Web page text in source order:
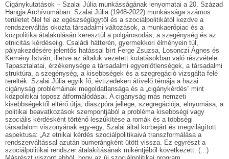
Cigánykutatások – Szalai Júlia munkásságának lenyomatai a 20. Század
Hangja Archívumában: Szalai Júlia (1948-2022) munkássága számos
területet ölel fel az egészségügytől és a szociálpolitikától kezdve a
rendszerváltás okozta társadalmi változások, a munkaerőpiac és a
közpolitika átalakulásán keresztül a polgárosodás, a szegénység és az
etnicitás kérdéseiig. Családi hátterén, gyermekkori élményein túl,
pályakezdésére jelentős hatással bírt Ferge Zsuzsa, Losonczi Ágnes és
Kemény István, illetve az általuk vezetett kutatásokban való részvétele.
Tapasztalatai, érzékenysége a társadalmi egyenlőtlenségek, a társadalmi
struktúra, a szegénység, a kisebbségek és a szegregáció vizsgálta felé
terelték. Szalai Júlia egyik fő, évtizedeken átívelő témája a hazai
cigányság problémáinak megoldatlansága és a „cigánykérdés” mint
közpolitikai toposz átformálódásai. A cigányság más nemzeti
kisebbségektől eltérő útja, diaszpóra jellege, szegregációja, elnyomása, a
politikai beavatkozások szempontjából a probléma kisebbségi vagy
szociális kérdésként történő leszűkítése a romák és a többségi
társadalom viszonyának egy-egy, Szalai által körbejárt és megvilágított
aspektusa: „Az etnikai kérdés szociálpolitikaivá transzformálása a
rendszerváltással azután bumerángként ütött vissza. Ez egyrészt a
szociálpolitikai rendszer átalakításának mikéntjéből következett. (...)